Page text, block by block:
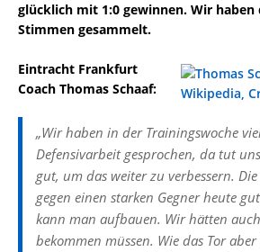
glücklich mit 1:0 gewinnen. Wir
Stimmen gesammelt.
Eintracht Frankfurt
Coach Thomas Schaaf:
„Wir haben in der Trainingswoche
Defensivarbeit gesprochen, da tut
gut, um das weiter zu verbessern.
gegen einen starken Gegner heute
kann man aufbauen. Wir hätten
bekommen müssen. Wie das Tor